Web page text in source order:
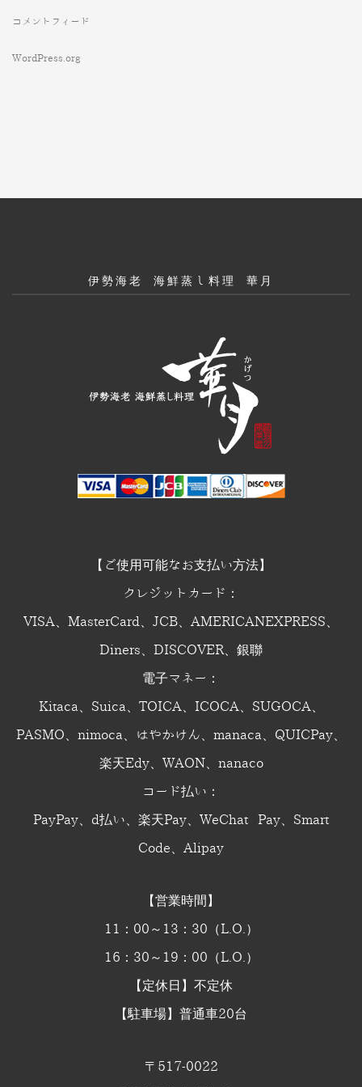
コメントフィード
WordPress.org
伊勢海老 海鮮蒸し料理 華月
【ご使用可能なお支払い方法】
クレジットカード：
VISA、MasterCard、JCB、AMERICANEXPRESS、
Diners、DISCOVER、銀聯
電子マネー：
Kitaca、Suica、TOICA、ICOCA、SUGOCA、
PASMO、nimoca、はやかけん、manaca、QUICPay、
楽天Edy、WAON、nanaco
コード払い：
PayPay、d払い、楽天Pay、WeChat Pay、Smart
Code、Alipay
【営業時間】
11：00～13：30（L.O.）
16：30～19：00（L.O.）
【定休日】不定休
【駐車場】普通車20台
〒517-0022